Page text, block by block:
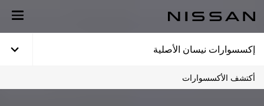
المحتوى
الرئيسي
إكسسوارات نيسان الأصلية
أكتشف الأكسسوارات